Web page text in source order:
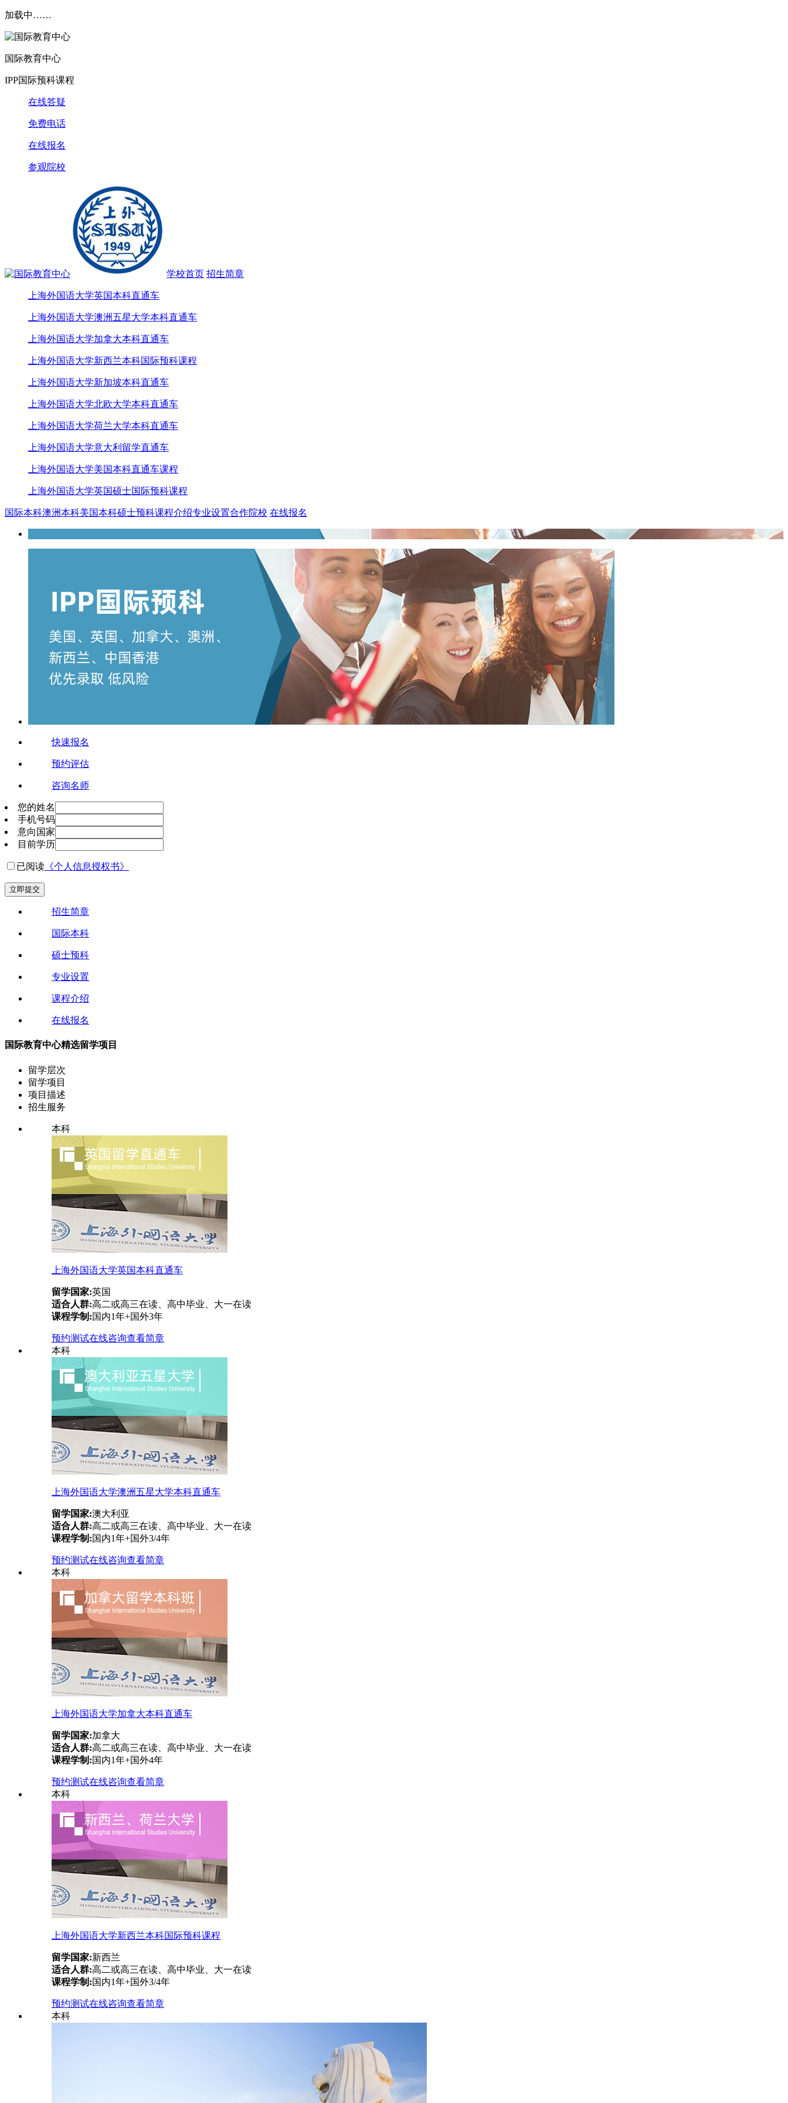
加载中……
国际教育中心
IPP国际预科课程
在线答疑
免费电话
在线报名
参观院校
学校首页 招生简章
上海外国语大学英国本科直通车
上海外国语大学澳洲五星大学本科直通车
上海外国语大学加拿大本科直通车
上海外国语大学新西兰本科国际预科课程
上海外国语大学新加坡本科直通车
上海外国语大学北欧大学本科直通车
上海外国语大学荷兰大学本科直通车
上海外国语大学意大利留学直通车
上海外国语大学美国本科直通车课程
上海外国语大学英国硕士国际预科课程
国际本科澳洲本科美国本科硕士预科课程介绍专业设置合作院校 在线报名
快速报名
预约评估
咨询名师
您的姓名
手机号码
意向国家
目前学历
已阅读 《个人信息授权书》
立即提交
招生简章
国际本科
硕士预科
专业设置
课程介绍
在线报名
国际教育中心精选留学项目
留学层次
留学项目
项目描述
招生服务
本科
上海外国语大学英国本科直通车
留学国家:英国
适合人群:高二或高三在读、高中毕业、大一在读
课程学制:国内1年+国外3年
预约测试在线咨询查看简章
本科
上海外国语大学澳洲五星大学本科直通车
留学国家:澳大利亚
适合人群:高二或高三在读、高中毕业、大一在读
课程学制:国内1年+国外3/4年
预约测试在线咨询查看简章
本科
上海外国语大学加拿大本科直通车
留学国家:加拿大
适合人群:高二或高三在读、高中毕业、大一在读
课程学制:国内1年+国外4年
预约测试在线咨询查看简章
本科
上海外国语大学新西兰本科国际预科课程
留学国家:新西兰
适合人群:高二或高三在读、高中毕业、大一在读
课程学制:国内1年+国外3/4年
预约测试在线咨询查看简章
本科